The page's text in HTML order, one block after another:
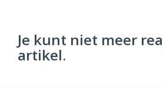
Je kunt niet meer
artikel.